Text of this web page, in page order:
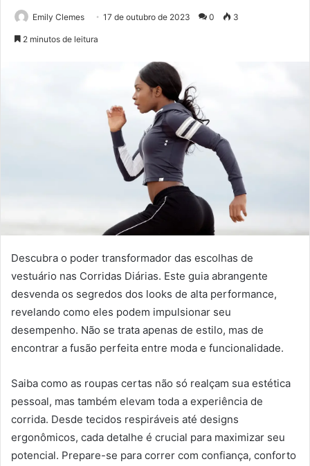
Emily Clemes 17 de outubro de 2023 0 3
2 minutos de leitura
Descubra o poder transformador das escolhas de
vestuário nas Corridas Diárias. Este guia abrangente
desvenda os segredos dos looks de alta performance,
revelando como eles podem impulsionar seu
desempenho. Não se trata apenas de estilo, mas de
encontrar a fusão perfeita entre moda e funcionalidade.
Saiba como as roupas certas não só realçam sua estética
pessoal, mas também elevam toda a experiência de
corrida. Desde tecidos respiráveis até designs
ergonômicos, cada detalhe é crucial para maximizar seu
potencial. Prepare-se para correr com confiança, conforto